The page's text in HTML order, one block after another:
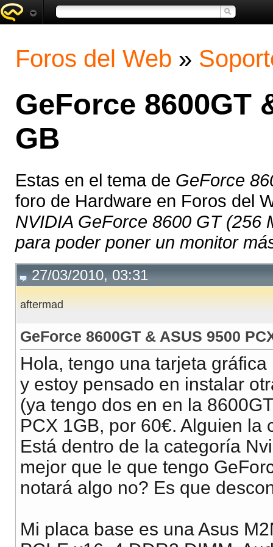
Foros del Web »
GeForce 8600GT
GB
Estas en el tema de GeForce
foro de Hardware en Foros del
NVIDIA GeForce 8600 GT (256
para poder poner un monitor
27/03/2010, 03:31
aftermad
GeForce 8600GT & ASUS 9500
Hola, tengo una tarjeta
y estoy pensado en instalar
(ya tengo dos en en la
PCX 1GB, por 60€. Alguien
Está dentro de la categoría
mejor que le que tengo
notará algo no? Es que
Mi placa base es una Asus